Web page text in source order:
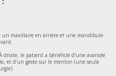
un maxillaire en arrière et une mandibule
le patient a bénéficié d’une avancée
et d’un geste sur le menton (une seule